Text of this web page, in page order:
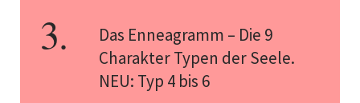
Das Enneagramm – Die 9
Charakter Typen der Seele.
NEU: Typ 4 bis 6